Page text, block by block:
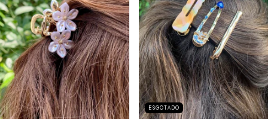
ESGOTADO